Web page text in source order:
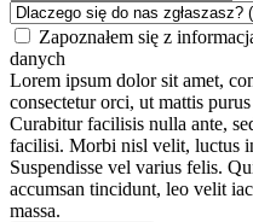
Zapoznałem się z
danych
Lorem ipsum dolor sit amet,
consectetur orci, ut mattis
Curabitur facilisis nulla ante,
facilisi. Morbi nisl velit, luctus
Suspendisse vel varius felis.
accumsan tincidunt, leo velit
massa.